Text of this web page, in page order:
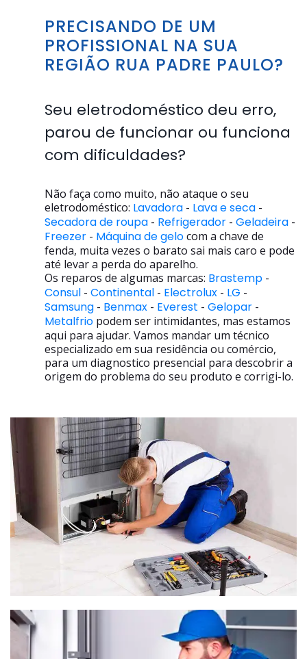
PRECISANDO DE UM
PROFISSIONAL NA SUA
REGIÃO RUA PADRE PAULO?
Seu eletrodoméstico deu erro,
parou de funcionar ou funciona
com dificuldades?
Não faça como muito, não ataque o seu
eletrodoméstico: Lavadora - Lava e seca -
Secadora de roupa - Refrigerador - Geladeira -
Freezer - Máquina de gelocom a chave de
fenda, muita vezes o barato sai mais caro e pode
até levar a perda do aparelho.
Os reparos de algumas marcas: Brastemp -
Consul - Continental - Electrolux - LG -
Samsung - Benmax - Everest - Gelopar -
Metalfrio podem ser intimidantes, mas estamos
aqui para ajudar. Vamos mandar um técnico
especializado em sua residência ou comércio,
para um diagnostico presencial para descobrir a
origem do problema do seu produto e corrigi-lo.